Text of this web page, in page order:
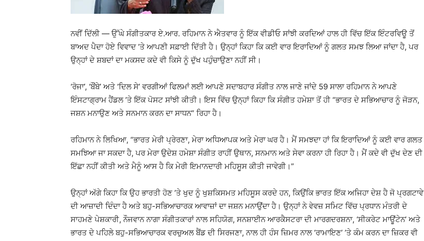
ਨਵੀਂ ਦਿੱਲੀ — ਉੱਘੇ ਸੰਗੀਤਕਾਰ ਏ.ਆਰ. ਰਹਿਮਾਨ ਨੇ ਐਤਵਾਰ ਨੂੰ ਇੱਕ ਵੀਡੀਓ ਸਾਂਝੀ ਕਰਦਿਆਂ ਹਾਲ ਹੀ ਵਿੱਚ ਇੱਕ ਇੰਟਰਵਿਊ ਤੋਂ
ਬਾਅਦ ਪੈਦਾ ਹੋਏ ਵਿਵਾਦ ’ਤੇ ਆਪਣੀ ਸਫ਼ਾਈ ਦਿੱਤੀ ਹੈ। ਉਨ੍ਹਾਂ ਕਿਹਾ ਕਿ ਕਈ ਵਾਰ ਇਰਾਦਿਆਂ ਨੂੰ ਗਲਤ ਸਮਝ ਲਿਆ ਜਾਂਦਾ ਹੈ, ਪਰ
ਉਨ੍ਹਾਂ ਦੇ ਸ਼ਬਦਾਂ ਦਾ ਮਕਸਦ ਕਦੇ ਵੀ ਕਿਸੇ ਨੂੰ ਦੁੱਖ ਪਹੁੰਚਾਉਣਾ ਨਹੀਂ ਸੀ।
‘ਰੋਜਾ’, ‘ਬੌਂਬੇ’ ਅਤੇ ‘ਦਿਲ ਸੇ’ ਵਰਗੀਆਂ ਫਿਲਮਾਂ ਲਈ ਆਪਣੇ ਸਦਾਬਹਾਰ ਸੰਗੀਤ ਨਾਲ ਜਾਣੇ ਜਾਂਦੇ 59 ਸਾਲਾ ਰਹਿਮਾਨ ਨੇ ਆਪਣੇ
ਇੰਸਟਾਗ੍ਰਾਮ ਹੈਂਡਲ ’ਤੇ ਇੱਕ ਪੋਸਟ ਸਾਂਝੀ ਕੀਤੀ। ਇਸ ਵਿੱਚ ਉਨ੍ਹਾਂ ਕਿਹਾ ਕਿ ਸੰਗੀਤ ਹਮੇਸ਼ਾ ਤੋਂ ਹੀ “ਭਾਰਤ ਦੇ ਸਭਿਆਚਾਰ ਨੂੰ ਜੋੜਨ,
ਜਸ਼ਨ ਮਨਾਉਣ ਅਤੇ ਸਨਮਾਨ ਕਰਨ ਦਾ ਸਾਧਨ” ਰਿਹਾ ਹੈ।
ਰਹਿਮਾਨ ਨੇ ਲਿਖਿਆ, “ਭਾਰਤ ਮੇਰੀ ਪ੍ਰੇਰਣਾ, ਮੇਰਾ ਅਧਿਆਪਕ ਅਤੇ ਮੇਰਾ ਘਰ ਹੈ। ਮੈਂ ਸਮਝਦਾ ਹਾਂ ਕਿ ਇਰਾਦਿਆਂ ਨੂੰ ਕਈ ਵਾਰ ਗਲਤ
ਸਮਝਿਆ ਜਾ ਸਕਦਾ ਹੈ, ਪਰ ਮੇਰਾ ਉਦੇਸ਼ ਹਮੇਸ਼ਾ ਸੰਗੀਤ ਰਾਹੀਂ ਉਥਾਨ, ਸਨਮਾਨ ਅਤੇ ਸੇਵਾ ਕਰਨਾ ਹੀ ਰਿਹਾ ਹੈ। ਮੈਂ ਕਦੇ ਵੀ ਦੁੱਖ ਦੇਣ ਦੀ
ਇੱਛਾ ਨਹੀਂ ਕੀਤੀ ਅਤੇ ਮੈਨੂੰ ਆਸ ਹੈ ਕਿ ਮੇਰੀ ਇਮਾਨਦਾਰੀ ਮਹਿਸੂਸ ਕੀਤੀ ਜਾਵੇਗੀ।”
ਉਨ੍ਹਾਂ ਅੱਗੇ ਕਿਹਾ ਕਿ ਉਹ ਭਾਰਤੀ ਹੋਣ ’ਤੇ ਖੁਦ ਨੂੰ ਖੁਸ਼ਕਿਸਮਤ ਮਹਿਸੂਸ ਕਰਦੇ ਹਨ, ਕਿਉਂਕਿ ਭਾਰਤ ਇੱਕ ਅਜਿਹਾ ਦੇਸ਼ ਹੈ ਜੋ ਪ੍ਰਗਟਾਵੇ
ਦੀ ਆਜ਼ਾਦੀ ਦਿੰਦਾ ਹੈ ਅਤੇ ਬਹੁ-ਸਭਿਆਚਾਰਕ ਆਵਾਜ਼ਾਂ ਦਾ ਜਸ਼ਨ ਮਨਾਉਂਦਾ ਹੈ। ਉਨ੍ਹਾਂ ਨੇ ਵੇਵਜ਼ ਸਮਿਟ ਵਿੱਚ ਪ੍ਰਧਾਨ ਮੰਤਰੀ ਦੇ
ਸਾਹਮਣੇ ਪੇਸ਼ਕਾਰੀ, ਨੌਜਵਾਨ ਨਾਗਾ ਸੰਗੀਤਕਾਰਾਂ ਨਾਲ ਸਹਿਯੋਗ, ਸਨਸ਼ਾਈਨ ਆਰਕੈਸਟਰਾ ਦੀ ਮਾਰਗਦਰਸ਼ਨਾ, ‘ਸੀਕਰੇਟ ਮਾਊਂਟੇਨ’ ਅਤੇ
ਭਾਰਤ ਦੇ ਪਹਿਲੇ ਬਹੁ-ਸਭਿਆਚਾਰਕ ਵਰਚੁਅਲ ਬੈਂਡ ਦੀ ਸਿਰਜਣਾ, ਨਾਲ ਹੀ ਹੰਸ ਜ਼ਿਮਰ ਨਾਲ ‘ਰਾਮਾਇਣ’ ’ਤੇ ਕੰਮ ਕਰਨ ਦਾ ਜ਼ਿਕਰ ਵੀ